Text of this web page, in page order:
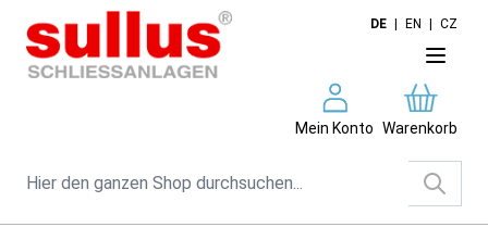
Direkt zum Inhalt
DE EN CZ
Mein Konto Warenkorb
Suche